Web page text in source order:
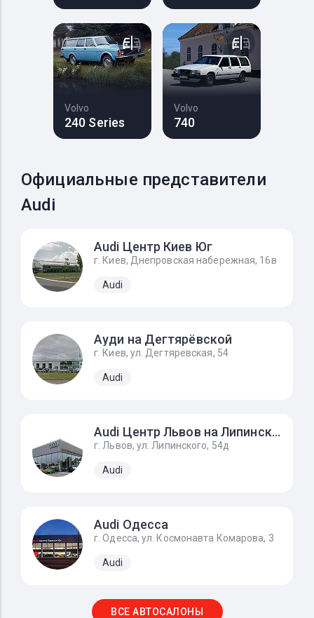
Volvo
240 Series
Volvo
740
Официальные представители
Audi
Audi Центр Киев Юг
г. Киев, Днепровская набережная, 16в
Audi
Ауди на Дегтярёвской
г. Киев, ул. Дегтяревская, 54
Audi
Audi Центр Львов на Липинского
г. Львов, ул. Липинского, 54д
Audi
Audi Одесса
г. Одесса, ул. Космонавта Комарова, 3
Audi
ВСЕ АВТОСАЛОНЫ